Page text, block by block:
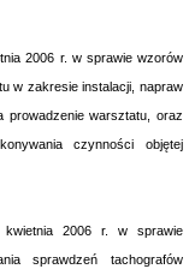
2006 r. w sprawie wzorów
w zakresie instalacji, napraw
prowadzenie warsztatu, oraz
czynności objętej
kwietnia 2006 r. w sprawie
sprawdzeń tachografów